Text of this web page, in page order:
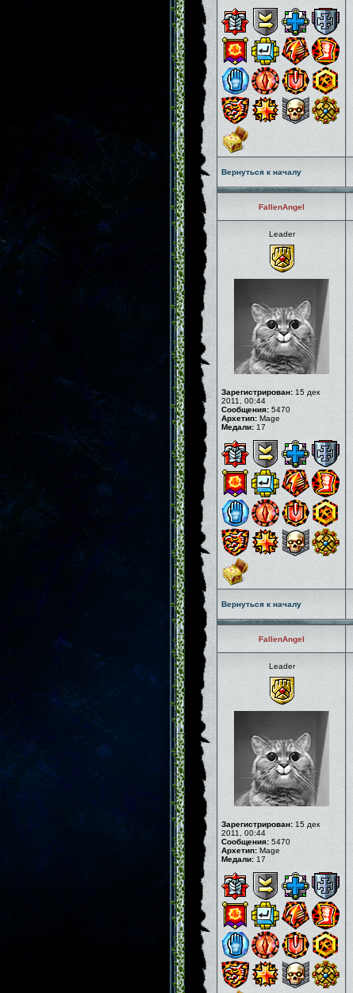
Вернуться к началу
FallenAngel
Leader
Зарегистрирован: 15 дек
2011, 00:44
Сообщения: 5470
Архетип: Mage
Медали: 17
Вернуться к началу
FallenAngel
Leader
Зарегистрирован: 15 дек
2011, 00:44
Сообщения: 5470
Архетип: Mage
Медали: 17